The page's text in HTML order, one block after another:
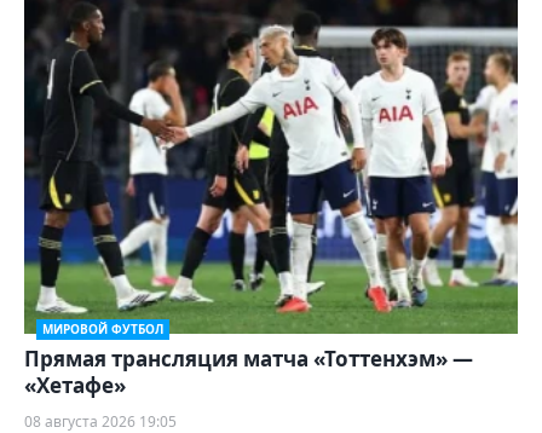
МИРОВОЙ ФУТБОЛ
Прямая трансляция матча «Тоттенхэм» —
«Хетафе»
08 августа 2026 19:05